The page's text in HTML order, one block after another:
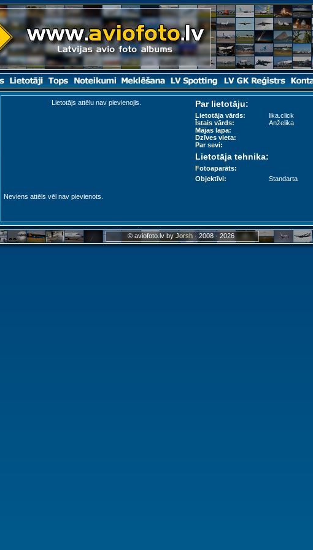
Lietotājs attēlu nav pievienojis. Par lietotāju:
Lietotāja vārds:
lika.click
Īstais vārds:
Anželika
Mājas lapa:
Dzīves vieta:
Par sevi:
Lietotāja tehnika:
Fotoaparāts:
Objektīvi:
Standarta
Neviens attēls vēl nav pievienots.
© aviofoto.lv byJorsh · 2008 - 2026